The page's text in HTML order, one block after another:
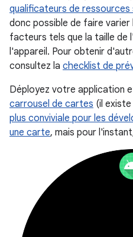
qualificateurs de ressources
donc possible de faire
facteurs tels que la taille de
l'appareil. Pour obtenir
consultez la checklist de
Déployez votre application
carrousel de cartes (il
plus conviviale pour les
une carte, mais pour